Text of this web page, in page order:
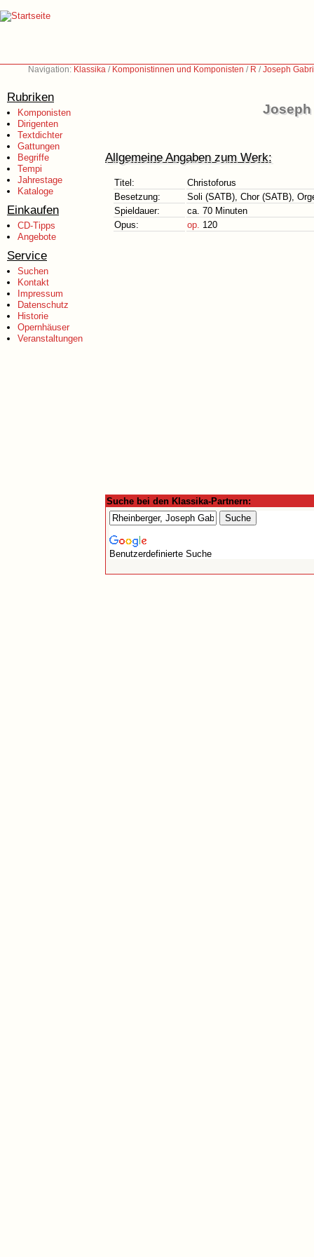
Navigation: Klassika / Komponistinnen und Komponisten / R /Joseph
Rubriken
Komponisten
Dirigenten
Textdichter
Gattungen
Begriffe
Tempi
Jahrestage
Kataloge
Einkaufen
CD-Tipps
Angebote
Service
Suchen
Kontakt
Impressum
Datenschutz
Historie
Opernhäuser
Veranstaltungen
Joseph
Allgemeine Angaben zum Werk:
Titel:
Christoforus
Besetzung:
Soli (SATB), Chor (SATB),
Spieldauer:
ca. 70 Minuten
Opus:
op. 120
Suche bei den Klassika-Partnern:
Benutzerdefinierte Suche